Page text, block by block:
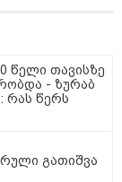
წელი თავისზე
- ზურაბ
რას წერს
გათიშვა